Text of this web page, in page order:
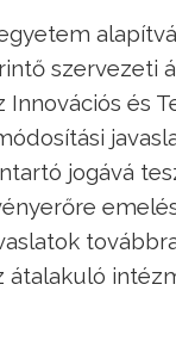
szervezeti
Innovációs és
jogává
átalakuló